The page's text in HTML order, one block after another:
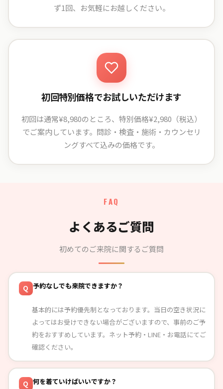
ず1回、お気軽にお越しください。
初回特別価格でお試しいただけます
初回は通常¥8,980のところ、特別価格¥2,980（税込）
でご案内しています。問診・検査・施術・カウンセリ
ングすべて込みの価格です。
FAQ
よくあるご質問
初めてのご来院に関するご質問
Q 予約なしでも来院できますか？
基本的には予約優先制となっております。当日の空き状況に
よってはお受けできない場合がございますので、事前のご予
約をおすすめしています。ネット予約・LINE・お電話にてご
確認ください。
Q 何を着ていけばいいですか？